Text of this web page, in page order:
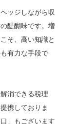
ッジしながら収
醍醐味です。増
そ、高い知識と
有力な手段で
消できる税理
携しておりま
」もございます